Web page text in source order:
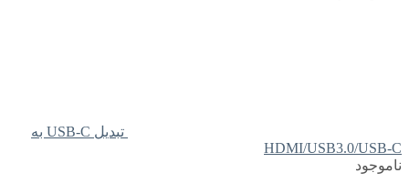
تبدیل USB-C به
HDMI/USB3.0/USB-C
ناموجود